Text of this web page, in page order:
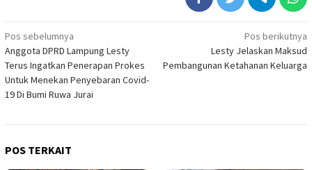
Navigasi
pos
Pos sebelumnya
Anggota DPRD Lampung Lesty
Terus Ingatkan Penerapan Prokes
Untuk Menekan Penyebaran Covid-
19 Di Bumi Ruwa Jurai
Pos berikutnya
Lesty Jelaskan Maksud
Pembangunan Ketahanan Keluarga
POS TERKAIT